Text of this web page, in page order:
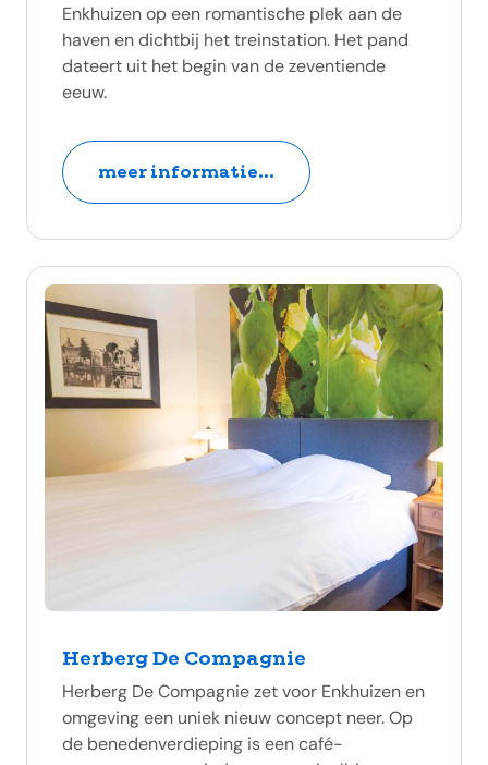
Enkhuizen op een romantische plek aan de
haven en dichtbij het treinstation. Het pand
dateert uit het begin van de zeventiende
eeuw.
meer informatie...
Herberg De Compagnie
Herberg De Compagnie zet voor Enkhuizen en
omgeving een uniek nieuw concept neer. Op
de benedenverdieping is een café-